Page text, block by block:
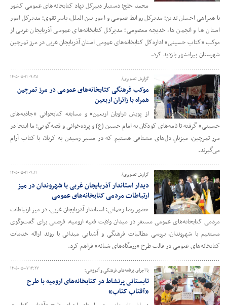
محمد خلج؛ دستیار دبیرکل نهاد کتابخانه‌های عمومی کشور
با همراهی احسان تدین؛ مدیرکل روابط عمومی و امور بین الملل، یاسر تقوی؛ مدیرکل امور
استان ها و انجمن ها، خدیجه معصومی؛ مدیرکل کتابخانه‌های عمومی آذربایجان غربی از
موکب «کتاب حسینی» اداره‌کل کتابخانه‌های عمومی استان آذربایجان غربی در مرز تمرچین
شهرستان پیرانشهر بازدید کرد.
۱۴۰۵-۰۵-۱۱ ۰۹:۲۸ گزارش تصویری/
موکب فرهنگی کتابخانه‌های عمومی در مرز تمرچین
همراه با زائران اربعین
از پویش «راویان اربعین» و مسابقه کتابخوانی «جاذبه‌های
حسینی» گرفته تا نامه‌های کودکان به امام حسین (ع) و پرده‌خوانی و قصه‌گویی؛ ما اینجا در
مرز تمرچین، میزبانِ دل‌های مشتاقی هستیم که در مسیر رسیدن به کربلا، با کتاب آرام
می‌گیرند.
۱۴۰۵-۰۵-۱۱ ۰۹:۱۱ گزارش تصویری/
دیدار استاندار آذربایجان‌ غربی با شهروندان در میز
ارتباطات مردمی کتابخانه‌های عمومی
حضور رضا رحمانی؛ استاندار آذربایجان‌ غربی، در میز ارتباطات
مردمی کتابخانه‌های عمومی مستقر در میدان ولایت‌ فقیه ارومیه، فرصتی برای گفت‌وگوی
مستقیم با شهروندان، بررسی مطالبات فرهنگی و آشنایی میدانی با روند ارائه خدمات
کتابخانه‌های عمومی در قالب طرح «رزمگاه‌های شبانه» فراهم کرد.
۱۴۰۵-۰۵-۰۷ ۱۴:۲۷ با اجرای برنامه‌های فرهنگی و آموزشی؛
تابستانی پرنشاط در کتابخانه‌های ارومیه با طرح
«آفتاب کتاب»